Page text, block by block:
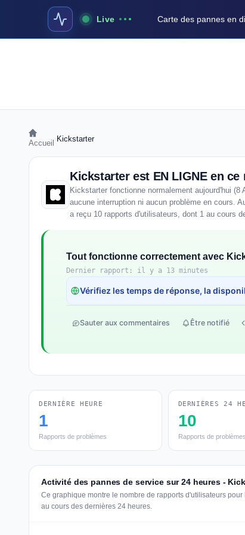
Live Carte des pannes en
Accueil Kickstarter
Kickstarter est EN LIGNE en ce
Kickstarter fonctionne normalement aujourd'hui
aucune interruption ni aucun problème en cours.
a reçu 10 rapports d'utilisateurs, dont 1 au cours
Tout fonctionne correctement avec
Dernier rapport: il y a 13 minutes
Vérifiez les temps de réponse, la
Sauter aux commentaires Être notifié
DERNIÈRE HEURE
1
Rapports de problèmes
DERNIÈRES 24
10
Rapports de problèmes
Activité des pannes de service sur 24 heures -
Ce graphique montre le nombre de rapports d'utilisateurs
au cours des dernières 24 heures.